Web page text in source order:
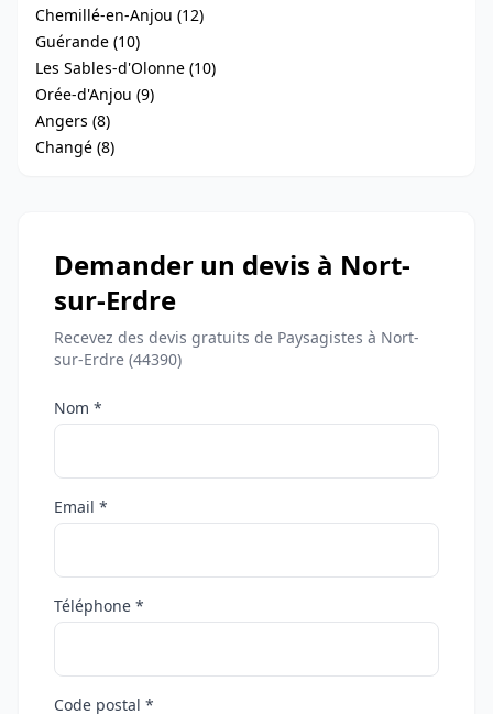
Chemillé-en-Anjou (12)
Guérande (10)
Les Sables-d'Olonne (10)
Orée-d'Anjou (9)
Angers (8)
Changé (8)
Demander un devis à Nort-
sur-Erdre
Recevez des devis gratuits de Paysagistes à Nort-
sur-Erdre (44390)
Nom *
Email *
Téléphone *
Code postal *